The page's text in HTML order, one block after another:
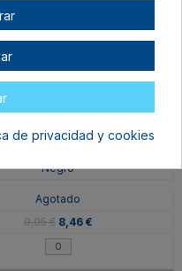
VIN-TEX-PR-NG
Negro
Agotado
9,95 € 8,46 €
de privacidad y cookies